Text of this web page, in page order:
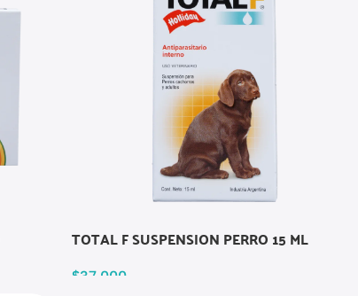
TOTAL F SUSPENSION PERRO 15 ML
$37.000